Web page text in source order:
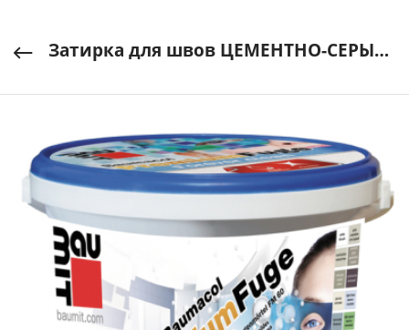
Затирка для швов ЦЕМЕНТНО-СЕРЫЙ 2кг Baumacol Premium Fuge Baumit